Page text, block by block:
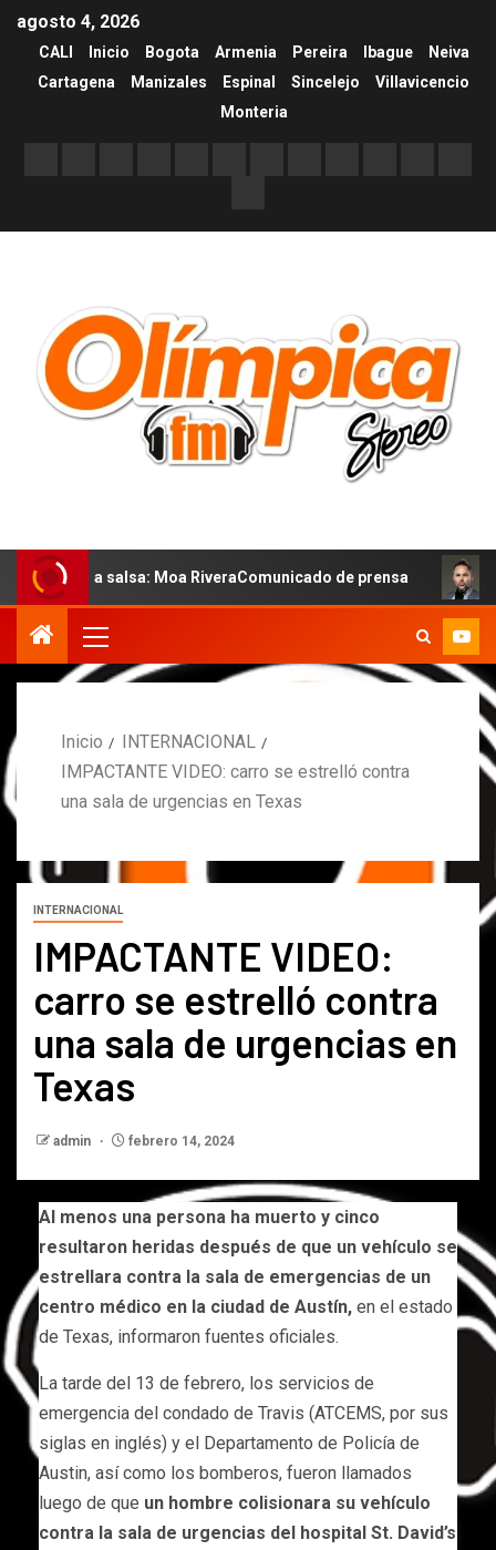
agosto 4, 2026
CALI Inicio Bogota Armenia Pereira Ibague
Neiva
Cartagena
Manizales Espinal Sincelejo
Villavicencio
Monteria
salsa: Moa RiveraComunicado de prensa MARCOS
Inicio
INTERNACIONAL
IMPACTANTE VIDEO: carro se estrelló contra
una sala de urgencias en Texas
INTERNACIONAL
IMPACTANTE VIDEO:
carro se estrelló contra
una sala de urgencias en
Texas
admin febrero 14, 2024
Al menos una persona ha muerto y cinco
resultaron heridas después de que un vehículo se
estrellara contra la sala de emergencias de un
centro médico en la ciudad de Austín, en el estado
de Texas, informaron fuentes oficiales.
La tarde del 13 de febrero, los servicios de
emergencia del condado de Travis (ATCEMS, por sus
siglas en inglés) y el Departamento de Policía de
Austin, así como los bomberos, fueron llamados
luego de que un hombre colisionara su vehículo
contra la sala de urgencias del hospital St. David’s